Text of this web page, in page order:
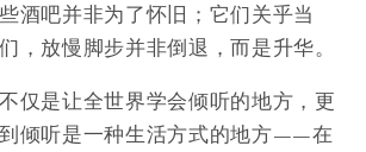
酒吧并非为了怀旧；它们关乎当
，放慢脚步并非倒退，而是升华。
仅是让全世界学会倾听的地方，更
倾听是一种生活方式的地方——在